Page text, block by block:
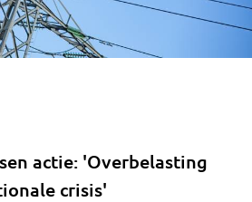
actie: 'Overbelasting
crisis'